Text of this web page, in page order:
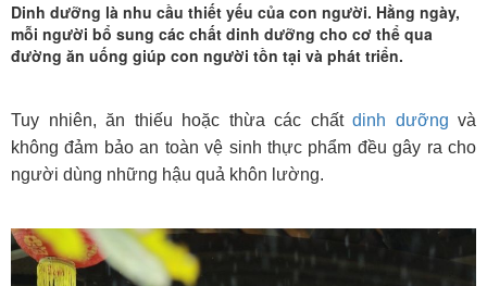
Lâm
Dinh dưỡng là nhu cầu thiết yếu của con người. Hằng ngày,
mỗi người bổ sung các chất dinh dưỡng cho cơ thể qua
đường ăn uống giúp con người tồn tại và phát triển.
Tuy nhiên, ăn thiếu hoặc thừa các chất dinh dưỡng và
không đảm bảo an toàn vệ sinh thực phẩm đều gây ra cho
người dùng những hậu quả khôn lường.